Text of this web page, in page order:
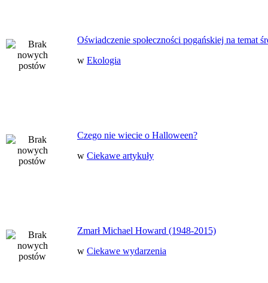
Oświadczenie społeczności pogańskiej na temat
w Ekologia
Czego nie wiecie o Halloween?
w Ciekawe artykuły
Zmarł Michael Howard (1948-2015)
w Ciekawe wydarzenia